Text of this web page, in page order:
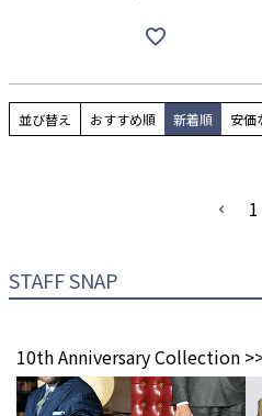
並び替え おすすめ順 新着順 安価
1
STAFF SNAP
10th Anniversary Collection